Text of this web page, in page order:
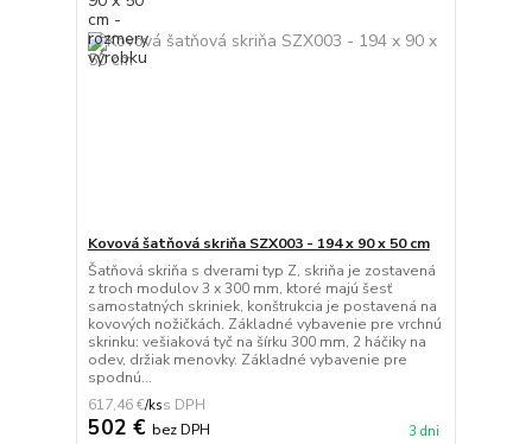
Kovová šatňová skriňa SZX003 - 194 x 90 x 50 cm
Šatňová skriňa s dverami typ Z, skriňa je zostavená
z troch modulov 3 x 300 mm, ktoré majú šesť
samostatných skriniek, konštrukcia je postavená na
kovových nožičkách. Základné vybavenie pre vrchnú
skrinku: vešiaková tyč na šírku 300 mm, 2 háčiky na
odev, držiak menovky. Základné vybavenie pre
spodnú...
617,46 €/ks
502 € bez DPH 3 dni